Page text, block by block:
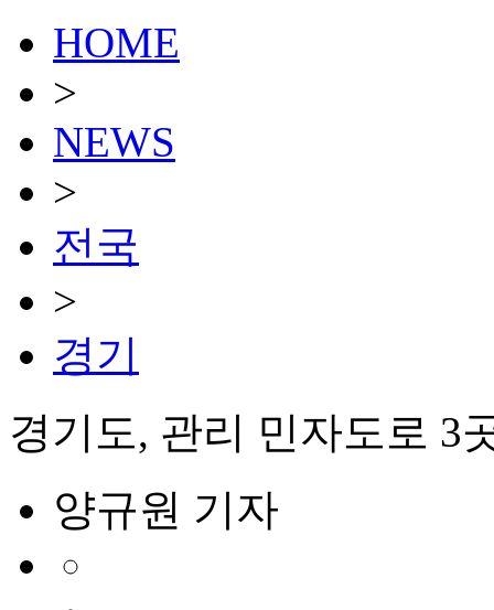
HOME
>
NEWS
>
전국
>
경기
경기도, 관리 민자도로 3
양규원 기자